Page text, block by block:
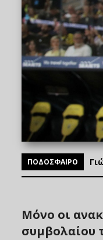
ΠΟΔΟΣΦΑΙΡΟ
Μόνο οι
συμβολαίου